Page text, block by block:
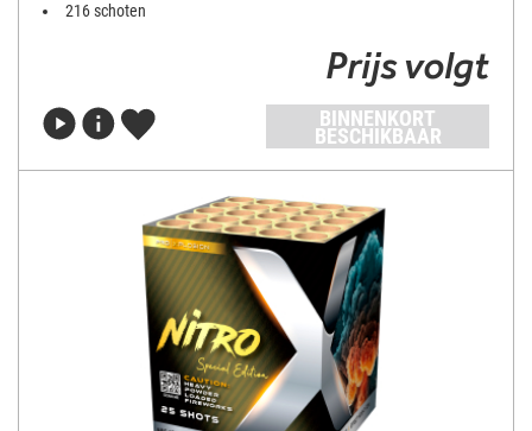
216 schoten
Prijs volgt
BINNENKORT
BESCHIKBAAR